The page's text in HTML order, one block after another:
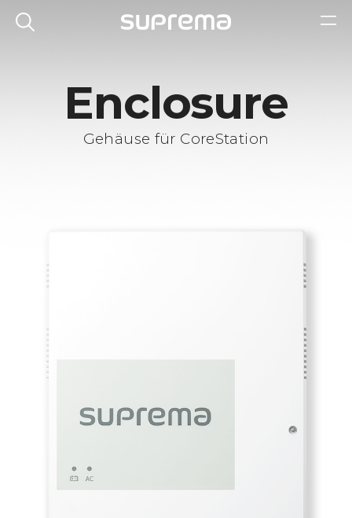
Enclosure
Gehäuse für CoreStation